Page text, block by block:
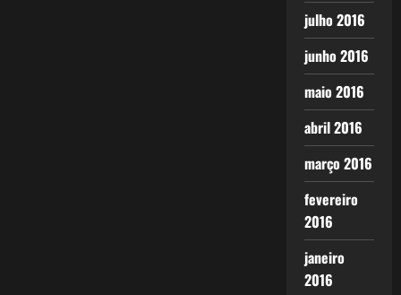
julho 2016
junho 2016
maio 2016
abril 2016
março 2016
fevereiro
2016
janeiro
2016